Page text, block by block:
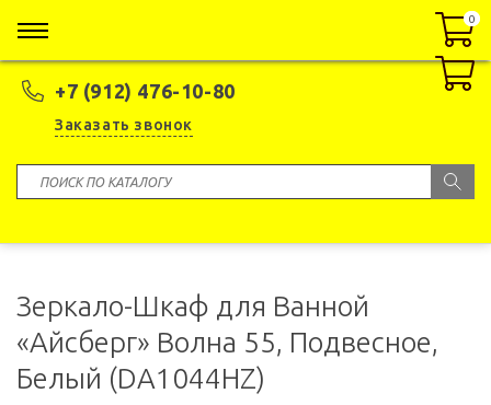
+7 (912) 476-10-80
Заказать звонок
0
0
Зеркало-Шкаф для Ванной
«Айсберг» Волна 55, Подвесное,
Белый (DA1044HZ)